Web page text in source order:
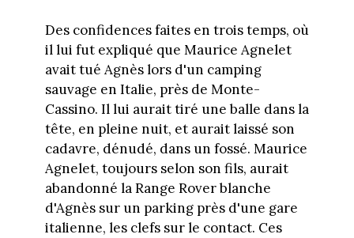
Des confidences faites en trois temps, où
il lui fut expliqué que Maurice Agnelet
avait tué Agnès lors d'un camping
sauvage en Italie, près de Monte-
Cassino. Il lui aurait tiré une balle dans la
tête, en pleine nuit, et aurait laissé son
cadavre, dénudé, dans un fossé. Maurice
Agnelet, toujours selon son fils, aurait
abandonné la Range Rover blanche
d'Agnès sur un parking près d'une gare
italienne, les clefs sur le contact. Ces